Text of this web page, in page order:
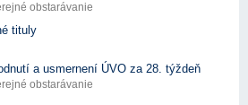
obstarávanie
tituly
a usmernení ÚVO za 28. týždeň
obstarávanie